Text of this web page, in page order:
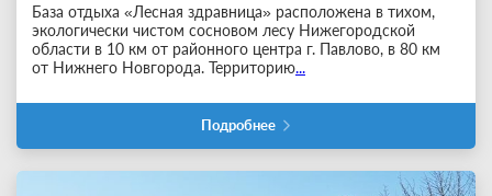
База отдыха «Лесная здравница» расположена в тихом,
экологически чистом сосновом лесу Нижегородской
области в 10 км от районного центра г. Павлово, в 80 км
от Нижнего Новгорода. Территорию...
Подробнее